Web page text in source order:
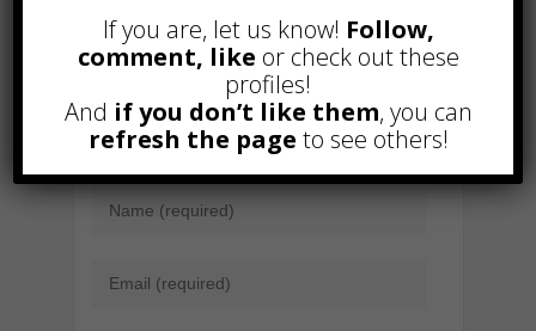
LEAVE A COMMENT
If you are, let us know! Follow,
comment, like or check out these
profiles!
And if you don’t like them, you can
refresh the page to see others!